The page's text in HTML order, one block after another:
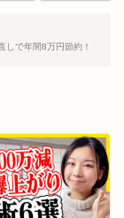
しで年間8万円節約！